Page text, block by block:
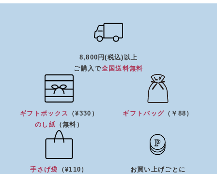
8,800円(税込)以上
ご購入で全国送料無料
ギフトボックス
（¥330）
のし紙 （無料）
ギフトバッグ （￥88）
手さげ袋
（¥110）
お買い上げごとに